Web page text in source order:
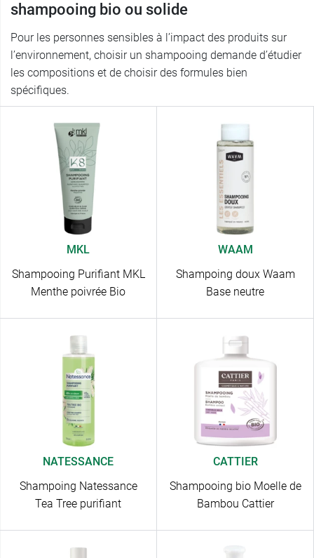
shampooing bio ou solide
Pour les personnes sensibles à l’impact des produits sur
l’environnement, choisir un shampooing demande d’étudier
les compositions et de choisir des formules bien
spécifiques.
MKL
Shampooing Purifiant MKL
Menthe poivrée Bio
WAAM
Shampoing doux Waam
Base neutre
NATESSANCE
Shampoing Natessance
Tea Tree purifiant
CATTIER
Shampooing bio Moelle de
Bambou Cattier